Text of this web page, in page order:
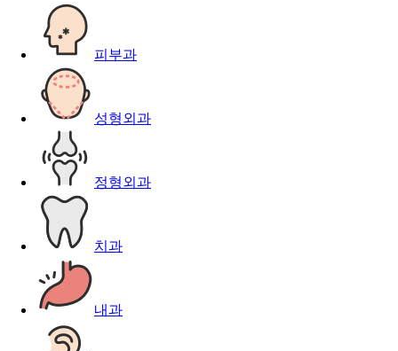
피부과
성형외과
정형외과
치과
내과